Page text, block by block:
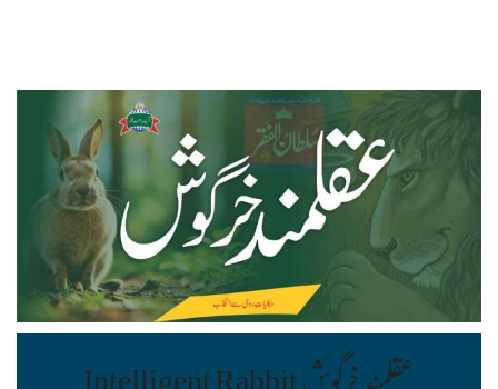
عقلمند خرگوش Intelligent Rabbit